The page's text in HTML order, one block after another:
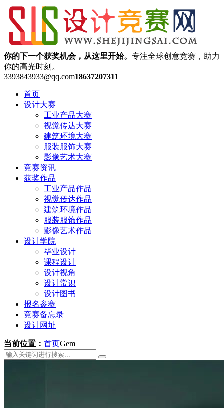
你的下一个获奖机会，从这里开始。 专注全球创意竞赛，助力
你的高光时刻。
3393843933@qq.com18637207311
首页
设计大赛
工业产品大赛
视觉传达大赛
建筑环境大赛
服装服饰大赛
影像艺术大赛
竞赛资讯
获奖作品
工业产品作品
视觉传达作品
建筑环境作品
服装服饰作品
影像艺术作品
设计学院
毕业设计
课程设计
设计视角
设计常识
设计图书
报名参赛
竞赛备忘录
设计网址
当前位置： 首页Gem